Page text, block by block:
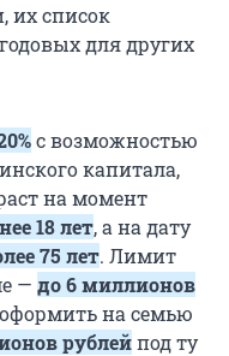
их список
для других
с возможностью
капитала,
на момент
18 лет, а на дату
75 лет. Лимит
— до 6 миллионов
на семью
рублейпод ту